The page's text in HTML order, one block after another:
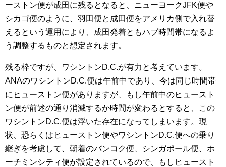
ーストン便が成田に残るとなると、ニューヨークJFK便や
シカゴ便のように、羽田便と成田便をアメリカ側で入れ替
えるという運用により、成田発着ともハブ時間帯になるよ
う調整するものと想定されます。
残る枠ですが、ワシントンD.C.が有力と考えています。
ANAのワシントンD.C.便は午前中であり、今は同じ時間帯
にヒューストン便がありますが、もし午前中のヒュースト
ン便が前述の通り消滅するか時間が変わるとすると、この
ワシントンD.C.便は浮いた存在になってしまいます。現
状、恐らくはヒューストン便やワシントンD.C.便への乗り
継ぎを考慮して、朝着のバンコク便、シンガポール便、ホ
ーチミンシティ便が設定されているので、もしヒュースト